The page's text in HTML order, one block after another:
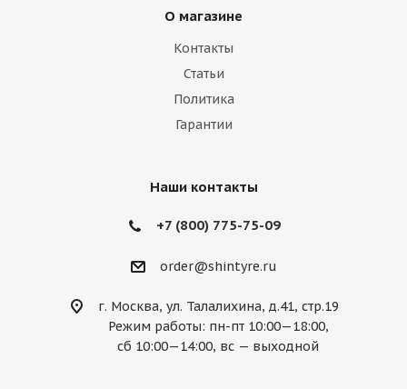
О магазине
Контакты
Статьи
Политика
Гарантии
Наши контакты
+7 (800) 775-75-09
order@shintyre.ru
г. Москва, ул. Талалихина, д.41, стр.19
Режим работы: пн-пт 10:00—18:00,
сб 10:00—14:00, вс — выходной